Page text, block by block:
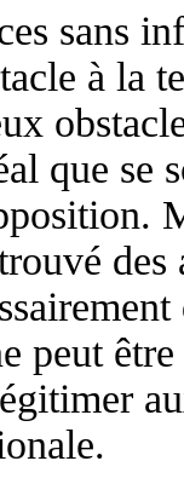
sans
à la
que se
des
peut